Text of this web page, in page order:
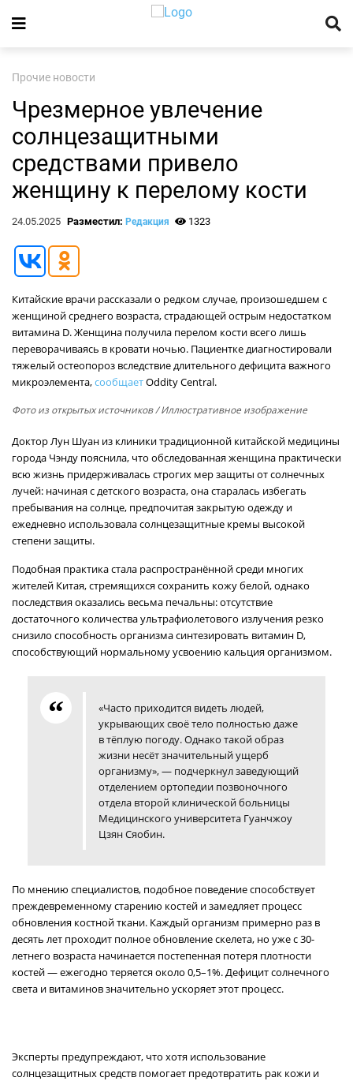
Прочие новости
Чрезмерное увлечение
солнцезащитными
средствами привело
женщину к перелому кости
24.05.2025 Разместил: Редакция 1323
Китайские врачи рассказали о редком случае, произошедшем с
женщиной среднего возраста, страдающей острым недостатком
витамина D. Женщина получила перелом кости всего лишь
переворачиваясь в кровати ночью. Пациентке диагностировали
тяжелый остеопороз вследствие длительного дефицита важного
микроэлемента,сообщаетOddity Central.
Фото из открытых источников/ Иллюстративное изображение
Доктор Лун Шуан из клиники традиционной китайской медицины
города Чэнду пояснила, что обследованная женщина практически
всю жизнь придерживалась строгих мер защиты от солнечных
лучей: начиная с детского возраста, она старалась избегать
пребывания на солнце, предпочитая закрытую одежду и
ежедневно использовала солнцезащитные кремы высокой
степени защиты.
Подобная практика стала распространённой среди многих
жителей Китая, стремящихся сохранить кожу белой, однако
последствия оказались весьма печальны: отсутствие
достаточного количества ультрафиолетового излучения резко
снизило способность организма синтезировать витамин D,
способствующий нормальному усвоению кальция организмом.
«Часто приходится видеть людей,
укрывающих своё тело полностью даже
в тёплую погоду. Однако такой образ
жизни несёт значительный ущерб
организму», — подчеркнул заведующий
отделением ортопедии позвоночного
отдела второй клинической больницы
Медицинского университета Гуанчжоу
Цзян Сяобин.
По мнению специалистов, подобное поведение способствует
преждевременному старению костей и замедляет процесс
обновления костной ткани. Каждый организм примерно раз в
десять лет проходит полное обновление скелета, но уже с 30-
летнего возраста начинается постепенная потеря плотности
костей — ежегодно теряется около 0,5–1%. Дефицит солнечного
света и витаминов значительно ускоряет этот процесс.
Эксперты предупреждают, что хотя использование
солнцезащитных средств помогает предотвратить рак кожи и